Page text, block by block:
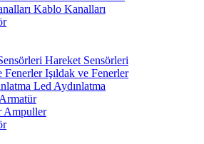
Kablo Kanalları
Hareket Sensörleri
Işıldak ve Fenerler
Led Aydınlatma
Ampuller